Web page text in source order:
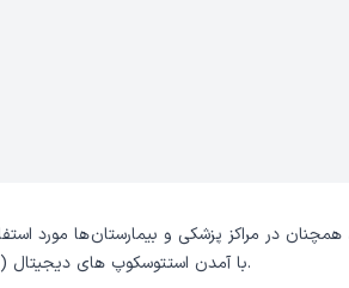
در مراکز پزشکی و بیمارستان ها مورد
با آمدن استتوسکوپ های دیجیتال (الکترونیک) قابلیت هایی به آن ها افزوده شد تا هر پزشکی بتواند دایره وسیع تری از نیازهای خود را رفع کند.